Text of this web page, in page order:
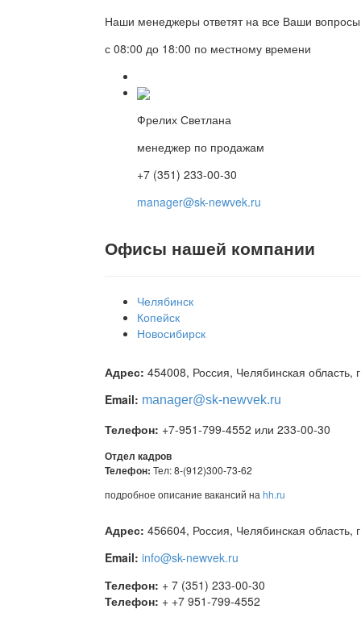
Наши менеджеры ответят на все Ваши
с 08:00 до 18:00 по местному времени
Фрелих Светлана
менеджер по продажам
+7 (351) 233-00-30
manager@sk-newvek.ru
Офисы нашей компании
Челябинск
Копейск
Новосибирск
Адрес: 454008, Россия, Челябинская область,
Email: manager@sk-newvek.ru
Телефон: +7-951-799-4552 или 233-00-30
Отдел кадров
Телефон: Тел: 8-(912)300-73-62
подробное описание вакансий на hh.ru
Адрес: 456604, Россия, Челябинская
Email: info@sk-newvek.ru
Телефон: + 7 (351) 233-00-30
Телефон: + +7 951-799-4552